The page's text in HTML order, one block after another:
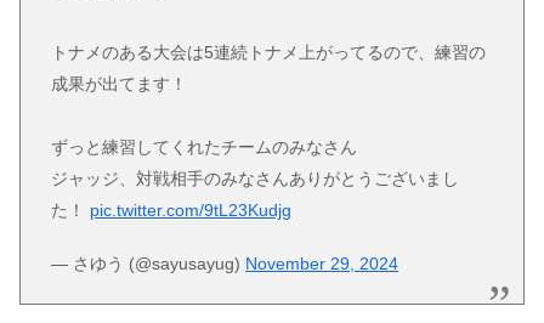
トナメのある大会は5連続トナメ上がってるので、練習の
成果が出てます！
ずっと練習してくれたチームのみなさん
ジャッジ、対戦相手のみなさんありがとうございまし
た！ pic.twitter.com/9tL23Kudjg
— さゆう (@sayusayug) November 29, 2024